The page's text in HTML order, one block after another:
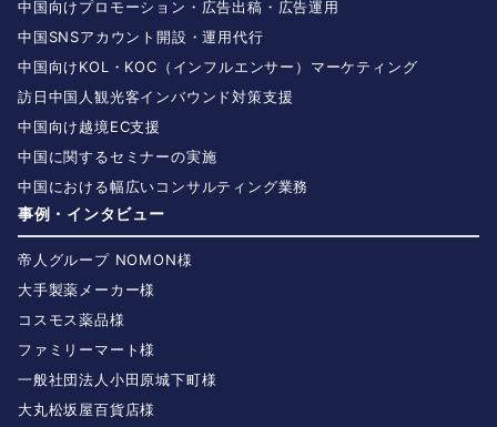
中国向けプロモーション・広告出稿・広告運用
中国SNSアカウント開設・運用代行
中国向けKOL・KOC（インフルエンサー）マーケティング
訪日中国人観光客インバウンド対策支援
中国向け越境EC支援
中国に関するセミナーの実施
中国における幅広いコンサルティング業務
事例・インタビュー
帝人グループ NOMON様
大手製薬メーカー様
コスモス薬品様
ファミリーマート様
一般社団法人小田原城下町様
大丸松坂屋百貨店様